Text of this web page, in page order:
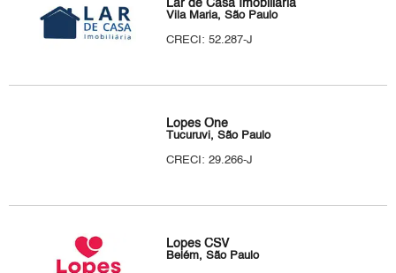
Lar de Casa Imobiliária
Vila Maria, São Paulo
CRECI: 52.287-J
Lopes One
Tucuruvi, São Paulo
CRECI: 29.266-J
Lopes CSV
Belém, São Paulo